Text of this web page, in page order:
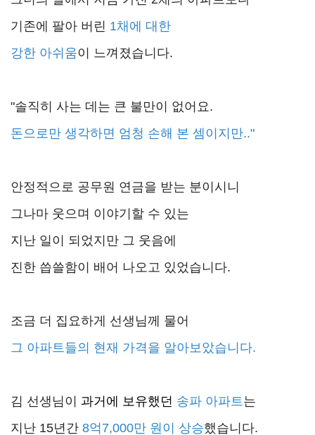
기존에 팔아 버린 1채에 대한
강한 아쉬움이 느껴졌습니다.
"솔직히 사는 데는 큰 불만이 없어요.
돈으로만 생각하면 엄청 손해 본 셈이지만.."
안정적으로 공무원 연금을 받는 분이시니
그나마 웃으며 이야기할 수 있는
지난 일이 되었지만 그 웃음에
진한 씁쓸함이 배어 나오고 있었습니다.
조금 더 집요하게 선생님께 물어
그 아파트들의 현재 가격을 알아보았습니다.
김 선생님이 과거에 보유했던 송파 아파트 는
지난 15년간 8억7,000만 원이 상승했습니다.